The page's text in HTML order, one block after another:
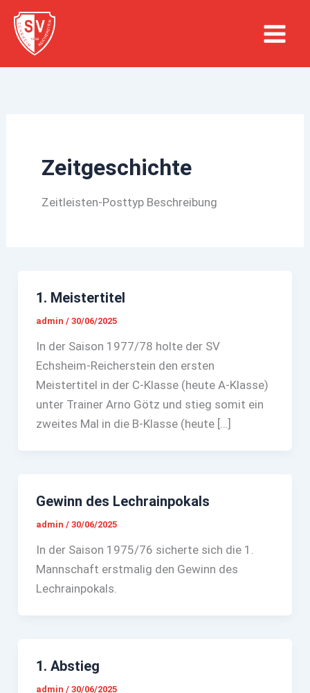
Zum
Inhalt
springen
Zeitgeschichte
Zeitleisten-Posttyp Beschreibung
1. Meistertitel
admin / 30/06/2025
In der Saison 1977/78 holte der SV
Echsheim-Reicherstein den ersten
Meistertitel in der C-Klasse (heute A-Klasse)
unter Trainer Arno Götz und stieg somit ein
zweites Mal in die B-Klasse (heute […]
Gewinn des Lechrainpokals
admin / 30/06/2025
In der Saison 1975/76 sicherte sich die 1.
Mannschaft erstmalig den Gewinn des
Lechrainpokals.
1. Abstieg
admin / 30/06/2025